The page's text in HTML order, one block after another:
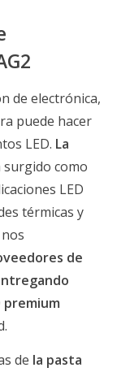
de electrónica,
puede hacer
LED. La
surgido como
LED
térmicas y
nos
de
premium
de la pasta